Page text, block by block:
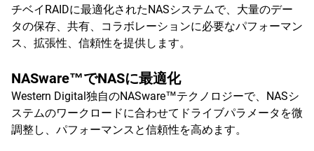
チベイRAIDに最適化されたNASシステムで、大量のデー
タの保存、共有、コラボレーションに必要なパフォーマン
ス、拡張性、信頼性を提供します。
NASware™でNASに最適化
Western Digital独自のNASware™テクノロジーで、NASシ
ステムのワークロードに合わせてドライブパラメータを微
調整し、パフォーマンスと信頼性を高めます。